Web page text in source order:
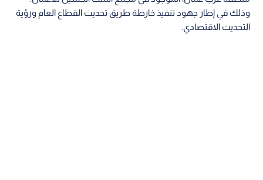
وذلك في إطار جهود تنفيذ خارطة طريق تحديث القطاع العام ورؤية
التحديث الاقتصادي.